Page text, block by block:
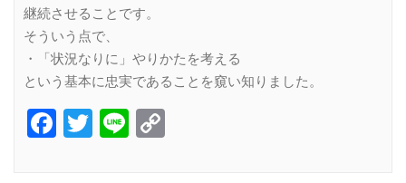
継続させることです。
そういう点で、
・「状況なりに」やりかたを考える
という基本に忠実であることを窺い知りました。
Facebook
Twitter
Line